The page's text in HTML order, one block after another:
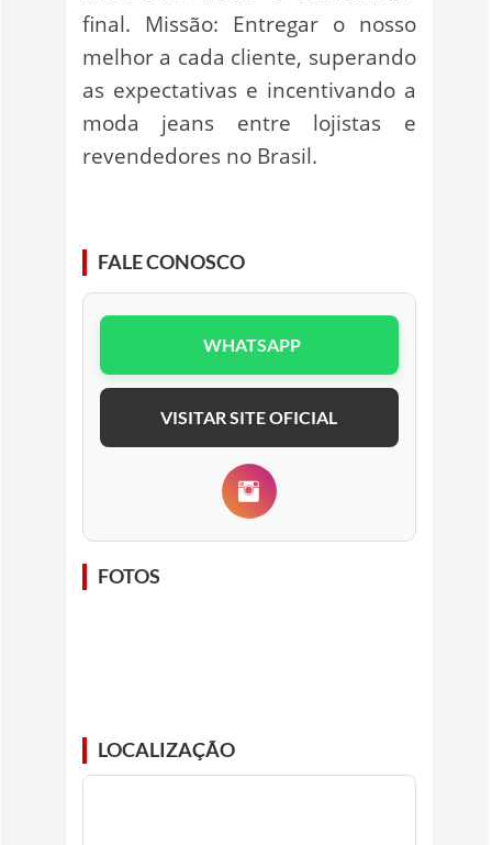
final. Missão: Entregar o nosso
melhor a cada cliente, superando
as expectativas e incentivando a
moda jeans entre lojistas e
revendedores no Brasil.
FALE CONOSCO
WHATSAPP
VISITAR SITE OFICIAL
FOTOS
LOCALIZAÇÃO